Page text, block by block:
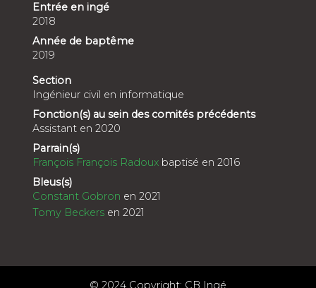
Entrée en ingé
2018
Année de baptême
2019
Section
Ingénieur civil en informatique
Fonction(s) au sein des comités précédents
Assistant en 2020
Parrain(s)
François François Radoux baptisé en 2016
Bleus(s)
Constant Gobron en 2021
Tomy Beckers en 2021
© 2024 Copyright: CB Ingé